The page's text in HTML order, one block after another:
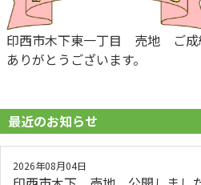
印西市木下東一丁目 売地 ご成
ありがとうございます。
最近のお知らせ
2026年08月04日